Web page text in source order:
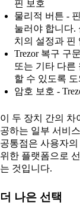
핀 보호
물리적 버튼 -
눌러야 합니다.
치의 설정과 핀
Trezor 복구 구
또는 기타 다른
할 수 있도록
암호 보호 -
이 두 장치 간의 차
공하는 일부 서비
공통점은 사용자의
위한 플랫폼으로
는 것입니다.
더 나은 선택